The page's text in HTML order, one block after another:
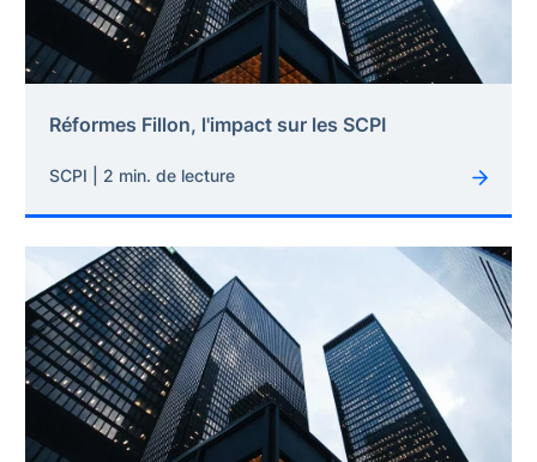
Réformes Fillon, l'impact sur les SCPI
SCPI | 2 min. de lecture